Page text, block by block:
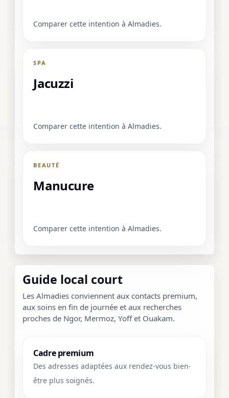
Comparer cette intention à Almadies.
SPA
Jacuzzi
Comparer cette intention à Almadies.
BEAUTÉ
Manucure
Comparer cette intention à Almadies.
Guide local court
Les Almadies conviennent aux contacts premium,
aux soins en fin de journée et aux recherches
proches de Ngor, Mermoz, Yoff et Ouakam.
Cadre premium
Des adresses adaptées aux rendez-vous bien-
être plus soignés.